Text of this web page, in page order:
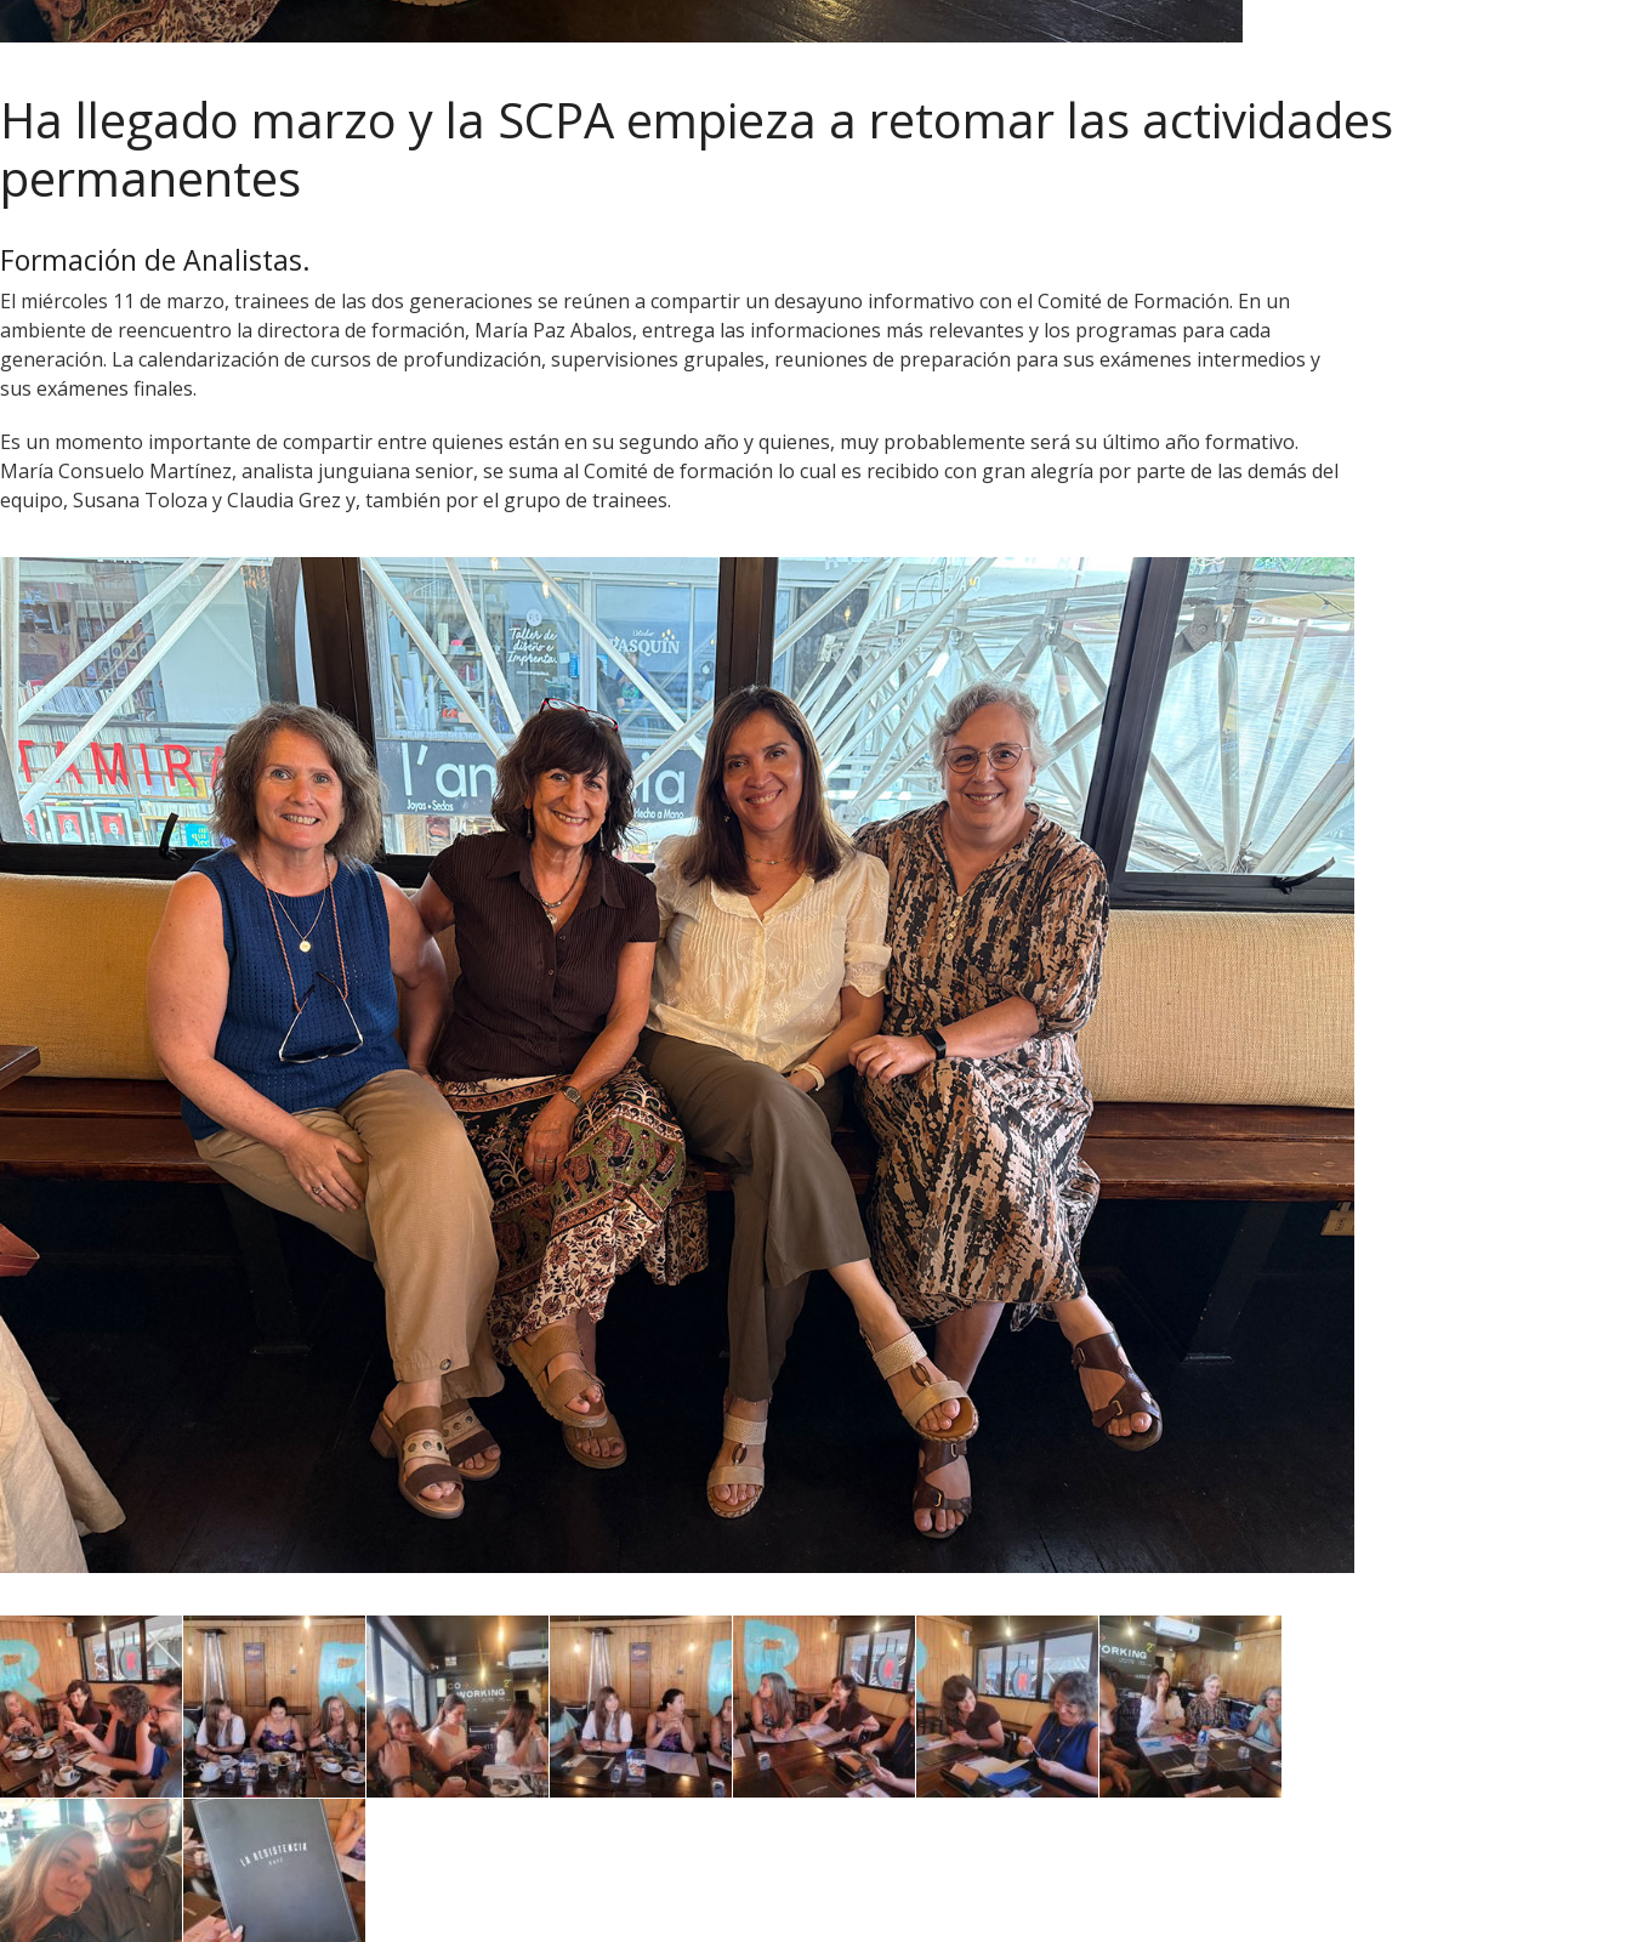
Ha llegado marzo y la SCPA empieza a retomar las actividades
permanentes
Formación de Analistas.
El miércoles 11 de marzo, trainees de las dos generaciones se reúnen a compartir un desayuno informativo con el Comité de Formación. En un
ambiente de reencuentro la directora de formación, María Paz Abalos, entrega las informaciones más relevantes y los programas para cada
generación. La calendarización de cursos de profundización, supervisiones grupales, reuniones de preparación para sus exámenes intermedios y
sus exámenes finales.
Es un momento importante de compartir entre quienes están en su segundo año y quienes, muy probablemente será su último año formativo.
María Consuelo Martínez, analista junguiana senior, se suma al Comité de formación lo cual es recibido con gran alegría por parte de las demás del
equipo, Susana Toloza y Claudia Grez y, también por el grupo de trainees.